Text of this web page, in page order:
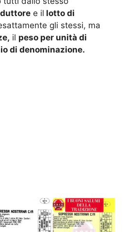
e il lotto di
gli stessi, ma
il peso per unità di
di denominazione.